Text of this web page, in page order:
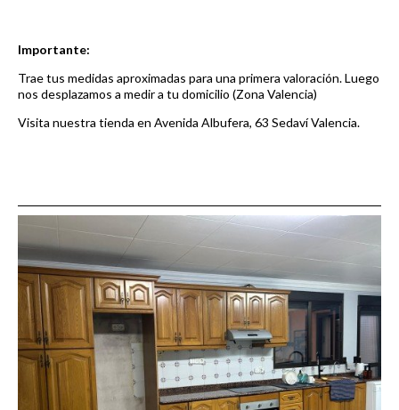
Importante:
Trae tus medidas aproximadas para una primera valoración. Luego
nos desplazamos a medir a tu domicilio (Zona Valencia)
Visita nuestra tienda en Avenida Albufera, 63 Sedaví Valencia.